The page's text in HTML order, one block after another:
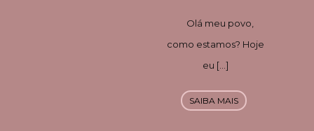
Olá meu povo,
como estamos? Hoje
eu […]
SAIBA MAIS